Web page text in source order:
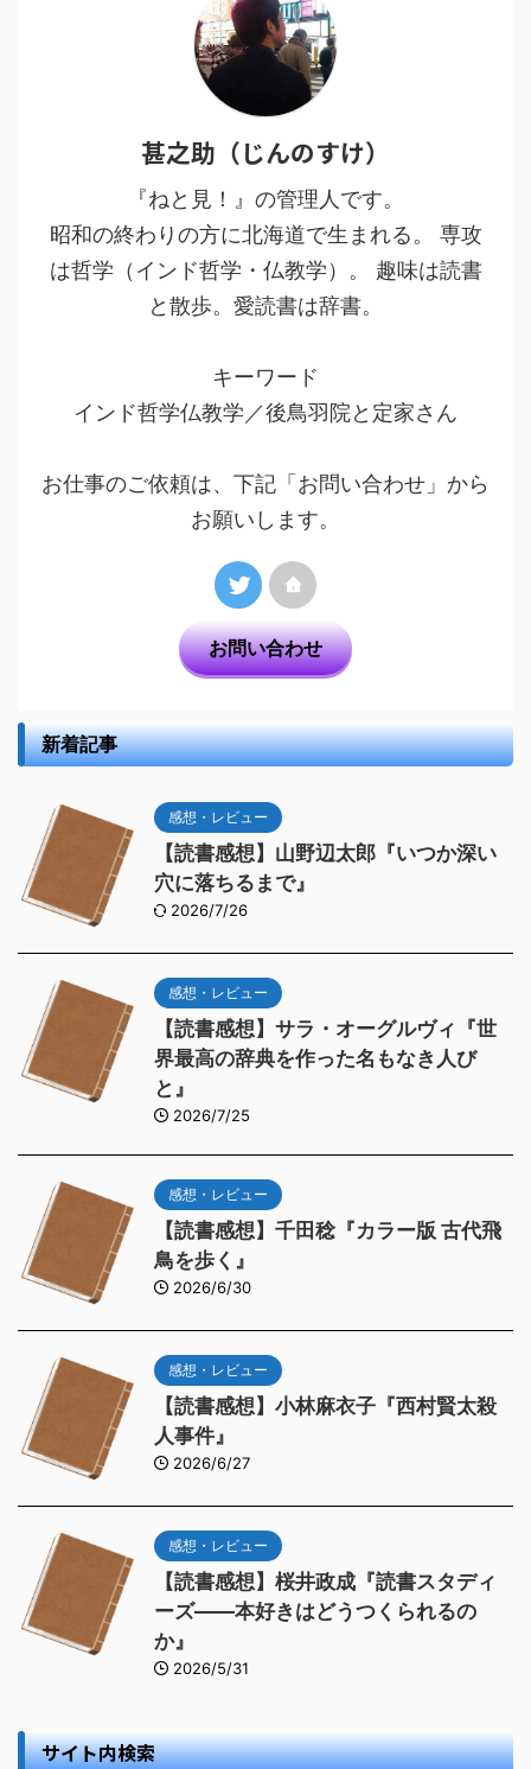
甚之助（じんのすけ）
『ねと見！』の管理人です。
昭和の終わりの方に北海道で生まれる。 専攻
は哲学（インド哲学・仏教学）。 趣味は読書
と散歩。愛読書は辞書。
キーワード
インド哲学仏教学／後鳥羽院と定家さん
お仕事のご依頼は、下記「お問い合わせ」から
お願いします。
お問い合わせ
新着記事
感想・レビュー
【読書感想】山野辺太郎『いつか深い
穴に落ちるまで』
2026/7/26
感想・レビュー
【読書感想】サラ・オーグルヴィ『世
界最高の辞典を作った名もなき人び
と』
2026/7/25
感想・レビュー
【読書感想】千田稔『カラー版 古代飛
鳥を歩く』
2026/6/30
感想・レビュー
【読書感想】小林麻衣子『西村賢太殺
人事件』
2026/6/27
感想・レビュー
【読書感想】桜井政成『読書スタディ
ーズ――本好きはどうつくられるの
か』
2026/5/31
サイト内検索